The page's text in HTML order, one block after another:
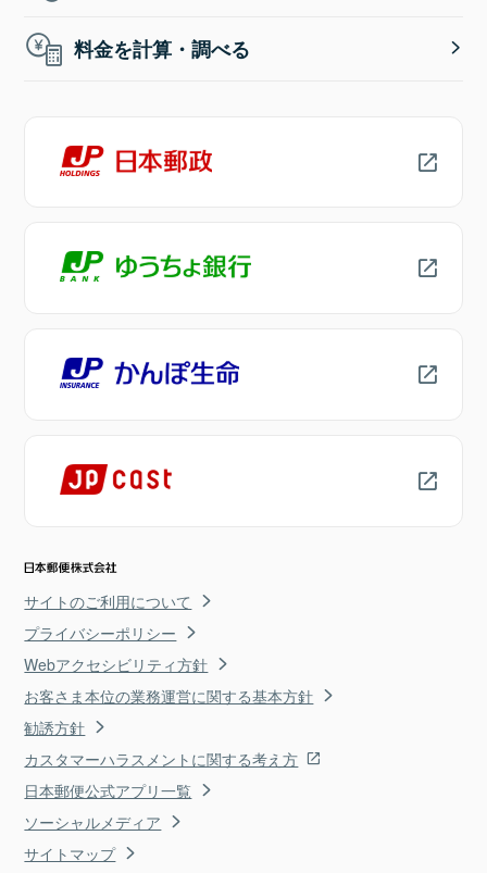
料金を計算・調べる
サイトのご利用について
プライバシーポリシー
Webアクセシビリティ方針
お客さま本位の業務運営に関する基本方針
勧誘方針
カスタマーハラスメントに関する考え方
日本郵便公式アプリ一覧
ソーシャルメディア
サイトマップ